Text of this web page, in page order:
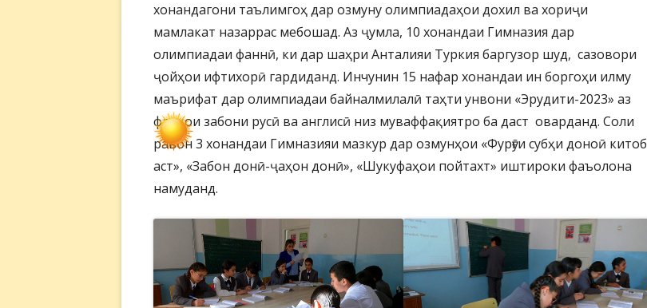
хонандагони таълимгоҳ дар озмуну олимпиадаҳои дохил ва хориҷи
мамлакат назаррас мебошад. Аз ҷумла, 10 хонандаи Гимназия дар
олимпиадаи фаннӣ, ки дар шаҳри Анталияи Туркия баргузор шуд, сазовори
ҷойҳои ифтихорӣ гардиданд. Инчунин 15 нафар хонандаи ин боргоҳи илму
маърифат дар олимпиадаи байналмилалӣ таҳти унвони «Эрудити-2023» аз
фанҳои забони русӣ ва англисӣ низ муваффақиятро ба даст оварданд. Соли
равон 3 хонандаи Гимназияи мазкур дар озмунҳои «Фурӯғи субҳи доноӣ китоб
аст», «Забон донӣ-ҷаҳон донӣ», «Шукуфаҳои пойтахт» иштироки фаъолона
намуданд.